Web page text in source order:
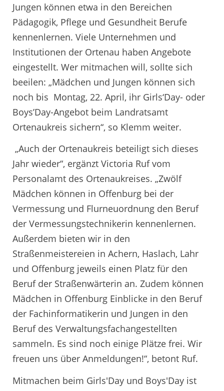
Jungen können etwa in den Bereichen
Pädagogik, Pflege und Gesundheit Berufe
kennenlernen. Viele Unternehmen und
Institutionen der Ortenau haben Angebote
eingestellt. Wer mitmachen will, sollte sich
beeilen: „Mädchen und Jungen können sich
noch bis Montag, 22. April, ihr Girls‘Day- oder
Boys’Day-Angebot beim Landratsamt
Ortenaukreis sichern“, so Klemm weiter.
„Auch der Ortenaukreis beteiligt sich dieses
Jahr wieder“, ergänzt Victoria Ruf vom
Personalamt des Ortenaukreises. „Zwölf
Mädchen können in Offenburg bei der
Vermessung und Flurneuordnung den Beruf
der Vermessungstechnikerin kennenlernen.
Außerdem bieten wir in den
Straßenmeistereien in Achern, Haslach, Lahr
und Offenburg jeweils einen Platz für den
Beruf der Straßenwärterin an. Zudem können
Mädchen in Offenburg Einblicke in den Beruf
der Fachinformatikerin und Jungen in den
Beruf des Verwaltungsfachangestellten
sammeln. Es sind noch einige Plätze frei. Wir
freuen uns über Anmeldungen!“, betont Ruf.
Mitmachen beim Girls'Day und Boys'Day ist